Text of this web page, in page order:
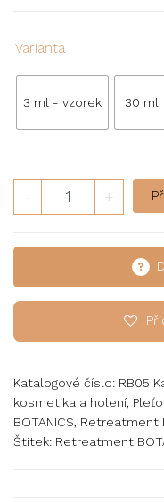
Varianta
3 ml - vzorek 30 ml
- +
Katalogové číslo: RB05
kosmetika a holení,
BOTANICS, Retreatment
Štítek: Retreatment